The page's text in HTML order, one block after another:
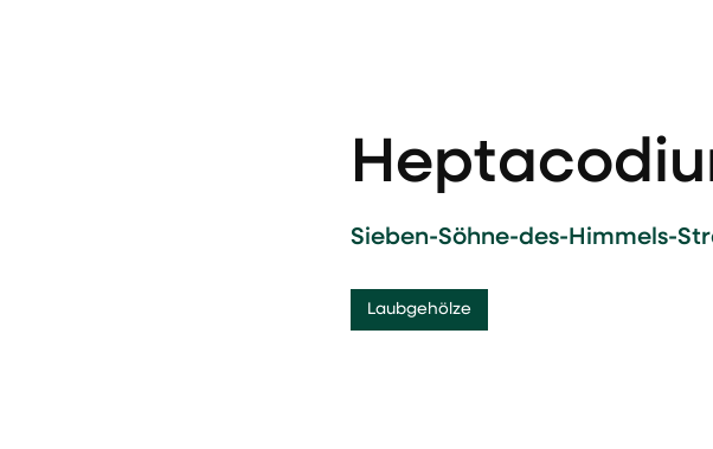
Sieben-Söhne-des-Himmels-
Laubgehölze